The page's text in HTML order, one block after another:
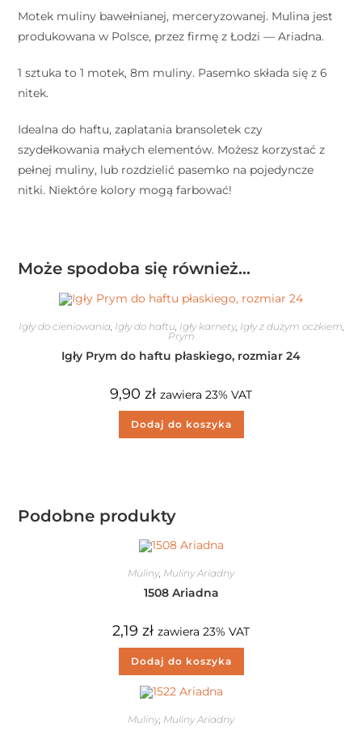
Motek muliny bawełnianej, merceryzowanej. Mulina jest
produkowana w Polsce, przez firmę z Łodzi — Ariadna.
1 sztuka to 1 motek, 8m muliny. Pasemko składa się z 6
nitek.
Idealna do haftu, zaplatania bransoletek czy
szydełkowania małych elementów. Możesz korzystać z
pełnej muliny, lub rozdzielić pasemko na pojedyncze
nitki. Niektóre kolory mogą farbować!
Może spodoba się również…
Igły do cieniowania, Igły do haftu, Igły karnety, Igły z dużym oczkiem
Prym
Igły Prym do haftu płaskiego, rozmiar 24
9,90 zł zawiera 23% VAT
Dodaj do koszyka
Podobne produkty
Muliny, Muliny Ariadny
1508 Ariadna
2,19 zł zawiera 23% VAT
Dodaj do koszyka
Muliny, Muliny Ariadny